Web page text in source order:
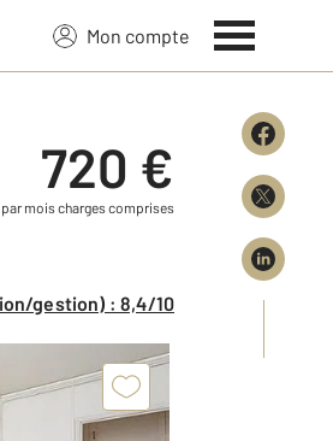
Mon compte
720 €
par mois charges comprises
gestion) : 8,4/10